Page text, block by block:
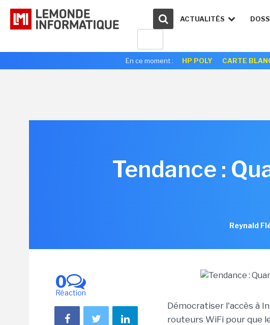
ACTUALITÉS
En ce moment : HP POLY CARTE
Tendance :
Reynald
0
Réaction
Démocratiser l'accès à
routeurs WiFi pour que